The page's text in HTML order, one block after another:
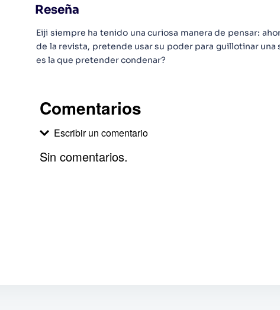
Reseña
Eiji siempre ha tenido una curiosa manera de pensar:
de la revista, pretende usar su poder para guillotinar una
es la que pretender condenar?
Comentarios
Escribir un comentario
Sin comentarios.